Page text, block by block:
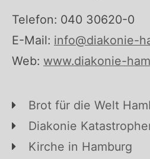
Telefon: 040 30620-0
E-Mail: info@diakonie-
Web: www.diakonie-
Brot für die Welt
Diakonie
Kirche in Hamburg